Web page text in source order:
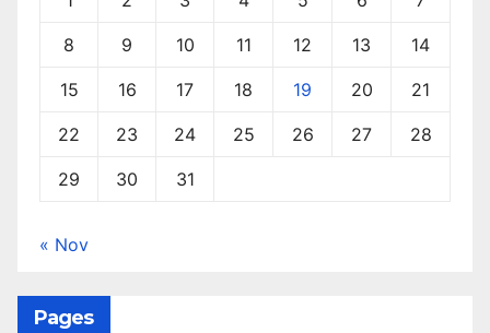
8 9 10 11 12 13 14
15 16 17 18 19 20 21
22 23 24 25 26 27 28
29 30 31
« Nov
Pages